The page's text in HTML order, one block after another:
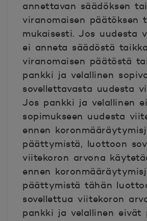
annettavan säädöksen
viranomaisen päätöksen
mukaisesti. Jos uudesta
ei anneta säädöstä taikka
viranomaisen päätöstä
pankki ja velallinen
sovellettavasta uudesta
Jos pankki ja velallinen
sopimukseen uudesta
ennen
päättymistä, luottoon
viitekoron arvona
ennen
päättymistä tähän
sovellettua viitekoron
pankki ja velallinen eivät